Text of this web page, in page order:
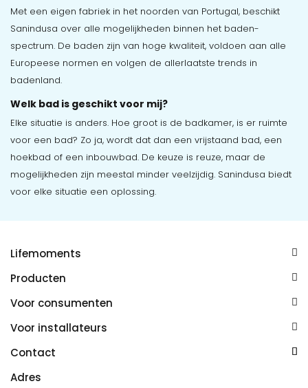
Met een eigen fabriek in het noorden van Portugal, beschikt
Sanindusa over alle mogelijkheden binnen het baden-
spectrum. De baden zijn van hoge kwaliteit, voldoen aan alle
Europeese normen en volgen de allerlaatste trends in
badenland.
Welk bad is geschikt voor mij?
Elke situatie is anders. Hoe groot is de badkamer, is er ruimte
voor een bad? Zo ja, wordt dat dan een vrijstaand bad, een
hoekbad of een inbouwbad. De keuze is reuze, maar de
mogelijkheden zijn meestal minder veelzijdig. Sanindusa biedt
voor elke situatie een oplossing.
Lifemoments
Over ons
Mijn account
Algemene voorwaarden
Disclaimer
Producten
Meubels
Spiegels
Wastafels
Projecten
Voor consumenten
Vind een installateur
Ruilen of retourneren
Bezorgen of ophalen
Voor installateurs
Bestellen en betalen
FAQ
Contact
033 258 7442
Adres